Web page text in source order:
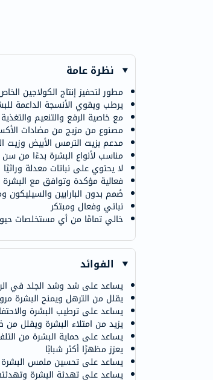
نظرة عامة
مطور لتحفيز إنتاج الكولاجين
يرطب ويقوي الأنسجة الداعمة
مع خاصية الرفع والتنعيم والتغذية
مصنوع من مزيج من مضادات
مدعم بزيت الترمس الأبيض وزيت
مناسب لأنواع البشرة بدءًا من سن 30 عامًا؛ لجميع أنواع البشرة
لا يحتوي على نباتات معدلة وراثيًا
فعالية مؤكدة وتوافق مع البشرة
صُمم بدون البارابين والسيليكون
نباتي وفعال ومبتكر
خالي تمامًا من أي مستخلصات
الفوائد
يساعد على شد وشد الجلد في
يقلل من الترهل ويمنح البشرة
يساعد على ترطيب البشرة
يزيد من امتلاء البشرة ويقلل من
يساعد على حماية البشرة من
يعزز مظهرًا أكثر شبابًا
يساعد على تحسين ملمس البشرة
يساعد على تهدئة البشرة